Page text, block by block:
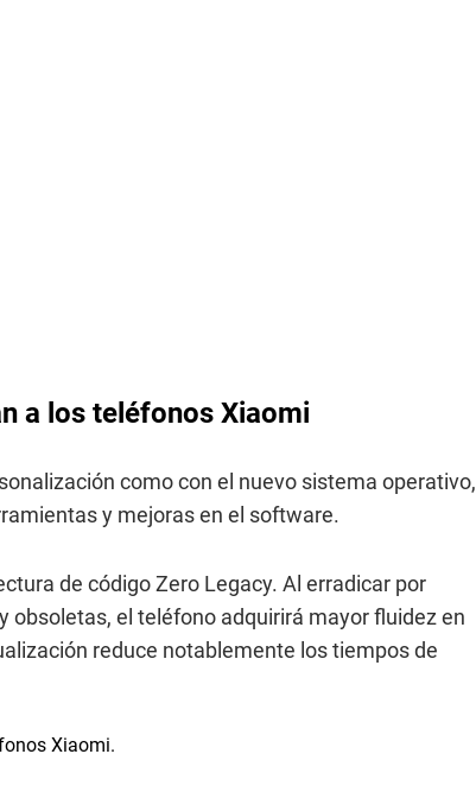
a los teléfonos Xiaomi
como con el nuevo sistema operativo,
y mejoras en el software.
de código Zero Legacy. Al erradicar por
el teléfono adquirirá mayor fluidez en
reduce notablemente los tiempos de